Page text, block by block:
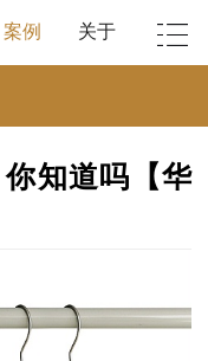
案例 关于
知道吗【华